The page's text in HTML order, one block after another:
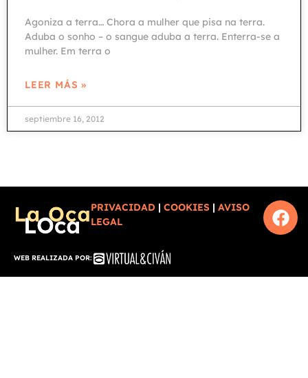
Agoniza a terra… Chora a mulher que pisa na terra.
Aduba o sonho – o sangue aduba a terra. Enterra-se a
mulher. Em terra o
LEER MÁS »
septiembre 16, 2012
PRIVACIDAD | COOKIES | AVISO
LEGAL
WEB REALIZADA POR: